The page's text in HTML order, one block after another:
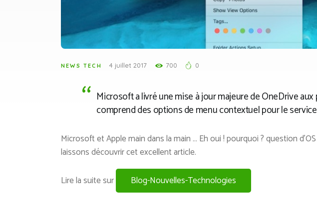
NEWS TECH 4 juillet 2017 700 0
Microsoft a livré une mise à jour majeure de OneDrive
comprend des options de menu contextuel pour le
Microsoft et Apple main dans la main … Eh oui ! pourquoi ? question
laissons découvrir cet excellent article.
Lire la suite sur Blog-Nouvelles-Technologies